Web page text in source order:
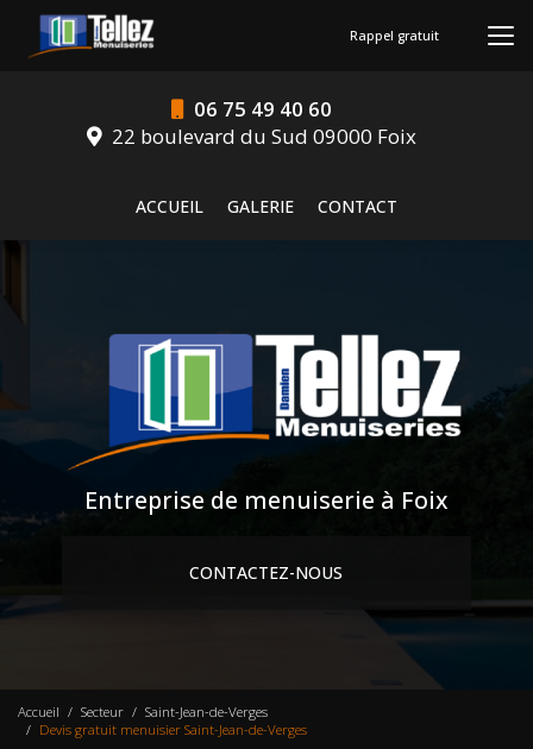
contenu
06 75 49 40 60
22 boulevard du Sud 09000 Foix
ACCUEIL
GALERIE CONTACT
Rappel gratuit
Entreprise de menuiserie à Foix
CONTACTEZ-NOUS
Accueil Secteur
Saint-Jean-de-Verges
Devis gratuit menuisier Saint-Jean-de-Verges